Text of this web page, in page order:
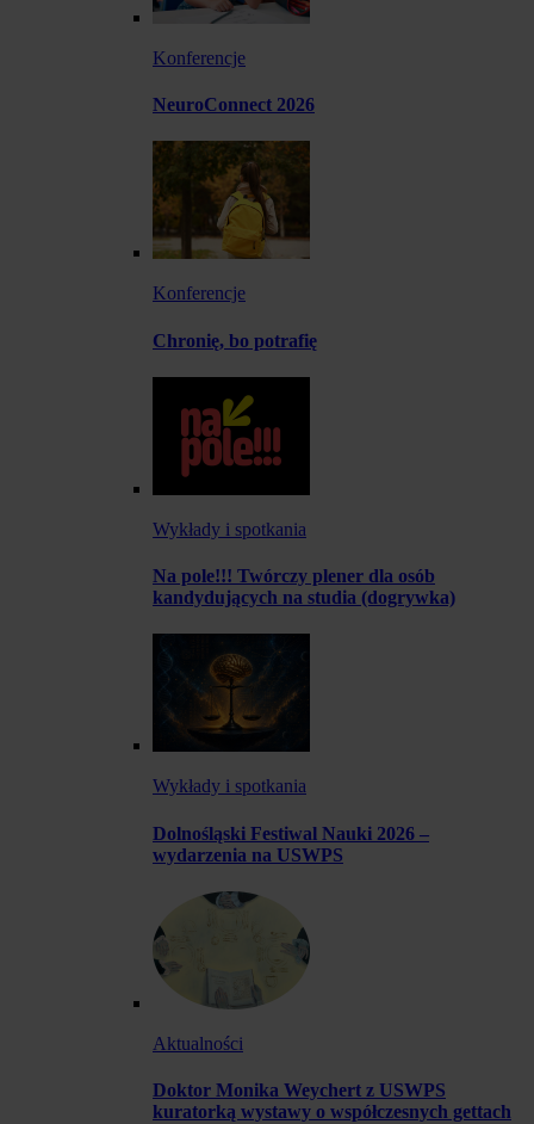
Konferencje
NeuroConnect 2026
Konferencje
Chronię, bo potrafię
Wykłady i spotkania
Na pole!!! Twórczy plener dla osób
kandydujących na studia (dogrywka)
Wykłady i spotkania
Dolnośląski Festiwal Nauki 2026 –
wydarzenia na USWPS
Aktualności
Doktor Monika Weychert z USWPS
kuratorką wystawy o współczesnych gettach